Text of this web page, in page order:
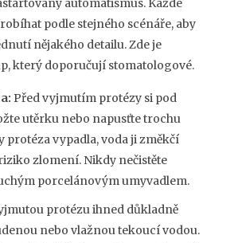
automatismus. Každé
podle stejného scénáře, aby
nějakého detailu. Zde je
který doporučují stomatologové.
Před vyjmutím protézy si pod
utěrku nebo napusťte trochu
protéza vypadla, voda ji změkčí
zlomení. Nikdy nečistěte
porcelánovým umyvadlem.
protézu ihned důkladně
nebo vlažnou tekoucí vodou.